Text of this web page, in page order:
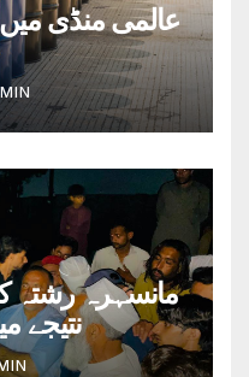
مانسہرہ رشتہ
نتیجے